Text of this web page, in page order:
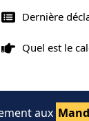
Dernière
Quel est le
aux